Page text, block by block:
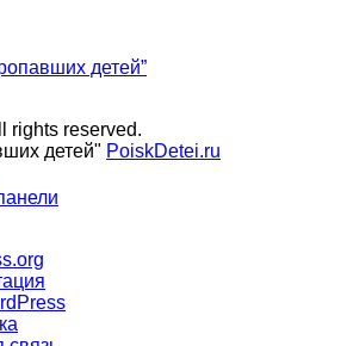
детей”
rights reserved.
детей" PoiskDetei.ru